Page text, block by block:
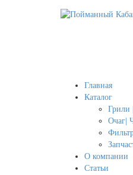
Главная
Каталог
Грили
Очаг|
О компании
Статьи